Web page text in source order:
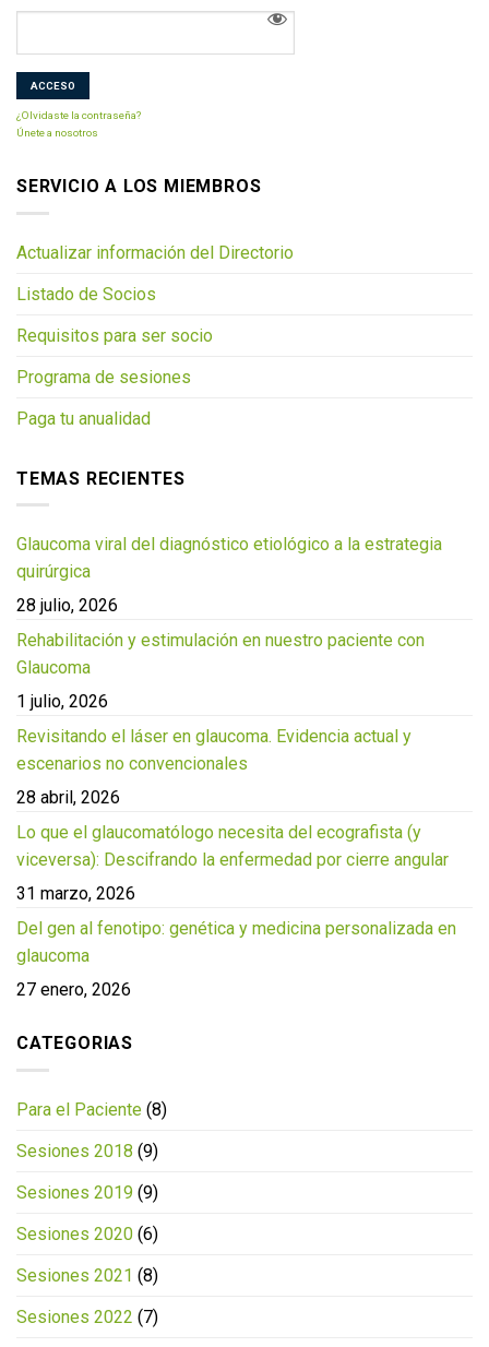
¿Olvidaste la contraseña?
Únete a nosotros
SERVICIO A LOS MIEMBROS
Actualizar información del Directorio
Listado de Socios
Requisitos para ser socio
Programa de sesiones
Paga tu anualidad
TEMAS RECIENTES
Glaucoma viral del diagnóstico etiológico a la estrategia
quirúrgica
28 julio, 2026
Rehabilitación y estimulación en nuestro paciente con
Glaucoma
1 julio, 2026
Revisitando el láser en glaucoma. Evidencia actual y
escenarios no convencionales
28 abril, 2026
Lo que el glaucomatólogo necesita del ecografista (y
viceversa): Descifrando la enfermedad por cierre angular
31 marzo, 2026
Del gen al fenotipo: genética y medicina personalizada en
glaucoma
27 enero, 2026
CATEGORIAS
Para el Paciente (8)
Sesiones 2018 (9)
Sesiones 2019 (9)
Sesiones 2020 (6)
Sesiones 2021 (8)
Sesiones 2022 (7)